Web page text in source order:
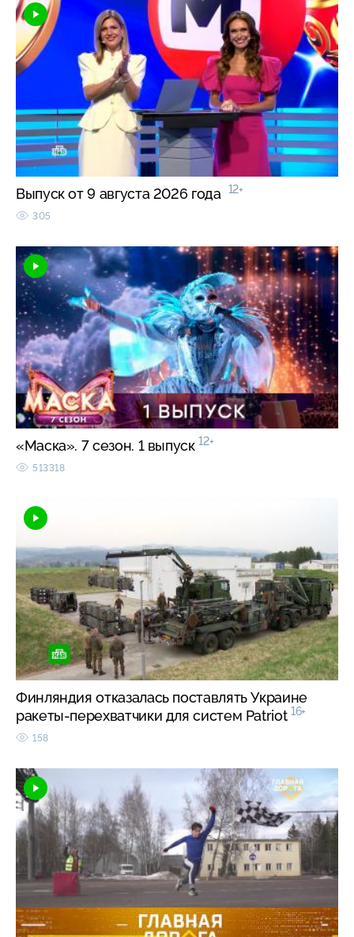
Выпуск от 9 августа 2026 года 12+
305
«Маска». 7 сезон. 1 выпуск 12+
513318
Финляндия отказалась поставлять Украине
ракеты-перехватчики для систем Patriot 16+
158